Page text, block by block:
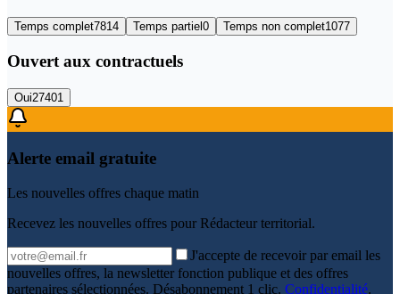
Temps complet7814 Temps partiel0 Temps non complet1077
Ouvert aux contractuels
Oui27401
Alerte email gratuite
Les nouvelles offres chaque matin
Recevez les nouvelles offres pour Rédacteur territorial.
J'accepte de recevoir par email les
nouvelles offres, la newsletter fonction publique et des offres
partenaires sélectionnées. Désabonnement 1 clic. Confidentialité.